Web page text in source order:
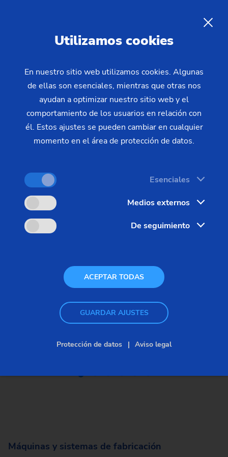
Máquinas
Soluciones de
Máquinas y sistemas de fabricación
Utilizamos cookies
En nuestro sitio web utilizamos cookies. Algunas
de ellas son esenciales, mientras que otras nos
ayudan a optimizar nuestro sitio web y el
comportamiento de los usuarios en relación con
él. Estos ajustes se pueden cambiar en cualquier
momento en el área de protección de datos.
Esenciales
Medios externos
De seguimiento
ACEPTAR TODAS
GUARDAR AJUSTES
Protección de datos Aviso legal